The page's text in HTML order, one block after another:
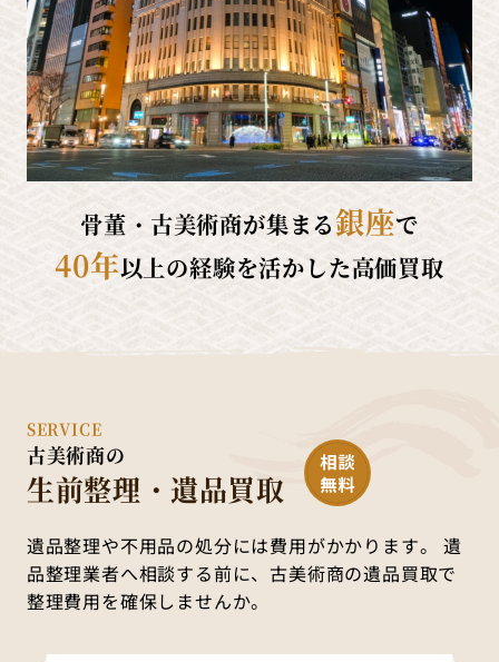
骨董・古美術商が集まる銀座で
40年以上の経験を活かした高価買取
SERVICE
古美術商の
生前整理・遺品買取
遺品整理や不用品の処分には費用がかかります。
遺
品整理業者へ相談する前に、古美術商の遺品買取で
整理費用を確保しませんか。